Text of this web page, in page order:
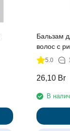
Бальзам
волос с
и
5.0
26,10 Br
В